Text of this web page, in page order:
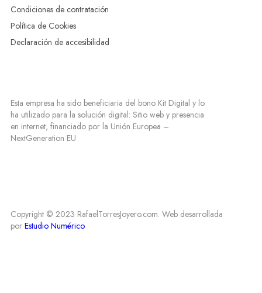
Condiciones de contratación
Política de Cookies
Declaración de accesibilidad
Esta empresa ha sido beneficiaria del bono Kit Digital y lo
ha utilizado para la solución digital: Sitio web y presencia
en internet, financiado por la Unión Europea –
NextGeneration EU
Copyright © 2023 RafaelTorresJoyero.com. Web desarrollada
por Estudio Numérico